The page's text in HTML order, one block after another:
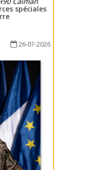
spéciales
26-07-2026